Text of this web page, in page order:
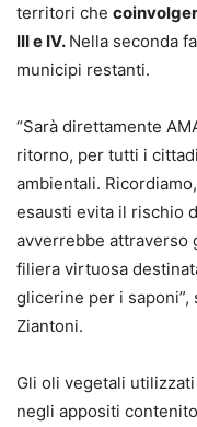
territori che
III e IV. Nella seconda
municipi restanti.
“Sarà direttamente
ritorno, per tutti i
ambientali.
esausti evita il rischio
avverrebbe attraverso
filiera virtuosa
glicerine per i saponi”,
Ziantoni.
Gli oli vegetali
negli appositi